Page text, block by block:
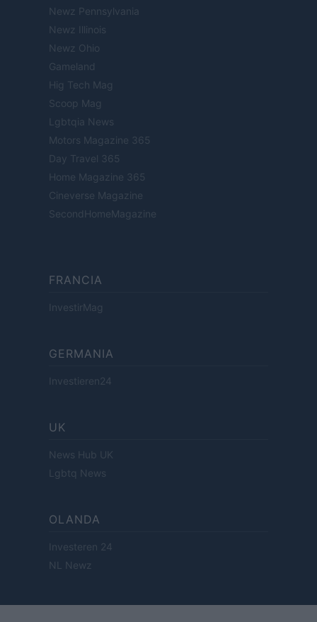
Newz Pennsylvania
Newz Illinois
Newz Ohio
Gameland
Hig Tech Mag
Scoop Mag
Lgbtqia News
Motors Magazine 365
Day Travel 365
Home Magazine 365
Cineverse Magazine
SecondHomeMagazine
FRANCIA
InvestirMag
GERMANIA
Investieren24
UK
News Hub UK
Lgbtq News
OLANDA
Investeren 24
NL Newz